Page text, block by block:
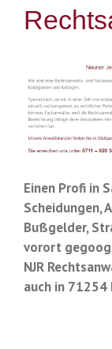
Einen Profi in
Scheidungen,
Bußgelder,
vorort
NJR
auch in